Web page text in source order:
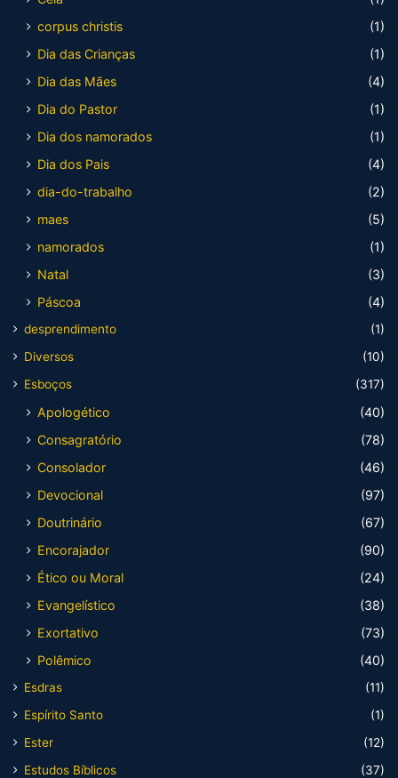
corpus christis
(1)
Dia das Crianças
(1)
Dia das Mães
(4)
Dia do Pastor
(1)
Dia dos namorados
(1)
Dia dos Pais
(4)
dia-do-trabalho
(2)
maes
(5)
namorados
(1)
Natal
(3)
Páscoa
(4)
desprendimento
(1)
Diversos
(10)
Esboços
(317)
Apologético
(40)
Consagratório
(78)
Consolador
(46)
Devocional
(97)
Doutrinário
(67)
Encorajador
(90)
Ético ou Moral
(24)
Evangelístico
(38)
Exortativo
(73)
Polêmico
(40)
Esdras
(11)
Espírito Santo
(1)
Ester
(12)
Estudos Bíblicos
(37)